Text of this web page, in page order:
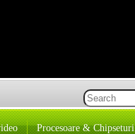
Procesoare & Chipseturi